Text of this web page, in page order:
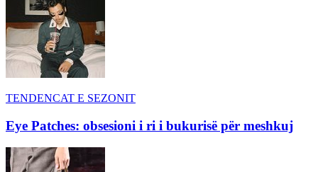
TENDENCAT E SEZONIT
Eye Patches: obsesioni i ri i bukurisë për meshkuj